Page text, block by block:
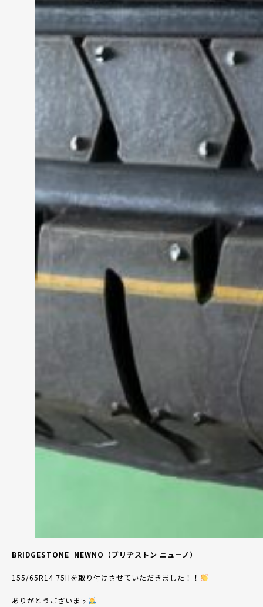
BRIDGESTONE NEWNO （ブリヂストン ニューノ）
155/65R14 75Hを取り付けさせていただきました！！
ありがとうございます